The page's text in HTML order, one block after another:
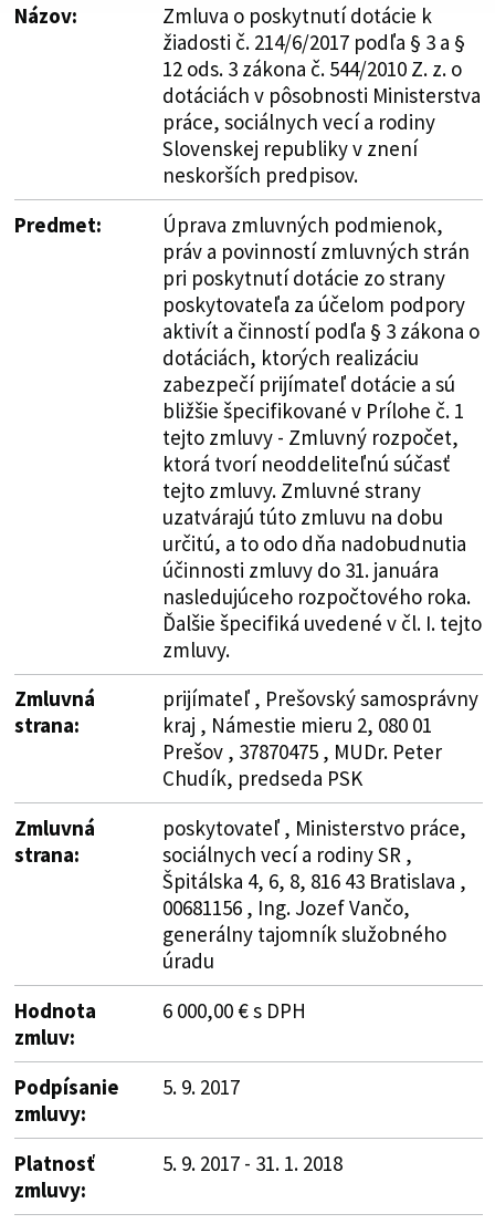
Názov:
Zmluva o poskytnutí dotácie k
žiadosti č. 214/6/2017 podľa § 3 a §
12 ods. 3 zákona č. 544/2010 Z. z. o
dotáciách v pôsobnosti Ministerstva
práce, sociálnych vecí a rodiny
Slovenskej republiky v znení
neskorších predpisov.
Predmet:
Úprava zmluvných podmienok,
práv a povinností zmluvných strán
pri poskytnutí dotácie zo strany
poskytovateľa za účelom podpory
aktivít a činností podľa § 3 zákona o
dotáciách, ktorých realizáciu
zabezpečí prijímateľ dotácie a sú
bližšie špecifikované v Prílohe č. 1
tejto zmluvy - Zmluvný rozpočet,
ktorá tvorí neoddeliteľnú súčasť
tejto zmluvy. Zmluvné strany
uzatvárajú túto zmluvu na dobu
určitú, a to odo dňa nadobudnutia
účinnosti zmluvy do 31. januára
nasledujúceho rozpočtového roka.
Ďalšie špecifiká uvedené v čl. I. tejto
zmluvy.
Zmluvná
strana:
prijímateľ , Prešovský samosprávny
kraj , Námestie mieru 2, 080 01
Prešov , 37870475 , MUDr. Peter
Chudík, predseda PSK
Zmluvná
strana:
poskytovateľ , Ministerstvo práce,
sociálnych vecí a rodiny SR ,
Špitálska 4, 6, 8, 816 43 Bratislava ,
00681156 , Ing. Jozef Vančo,
generálny tajomník služobného
úradu
Hodnota
zmluv:
6 000,00 € s DPH
Podpísanie
zmluvy:
5. 9. 2017
Platnosť
zmluvy:
5. 9. 2017 - 31. 1. 2018